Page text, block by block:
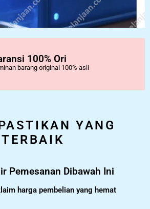
100% Ori
barang original 100% asli
YANG
TERBAIK
Pemesanan Dibawah Ini
harga pembelian yang hemat